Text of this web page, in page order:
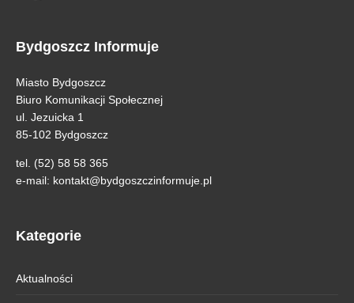
Bydgoszcz Informuje
Miasto Bydgoszcz
Biuro Komunikacji Społecznej
ul. Jezuicka 1
85-102 Bydgoszcz
tel. (52) 58 58 365
e-mail: kontakt@bydgoszczinformuje.pl
Kategorie
Aktualności